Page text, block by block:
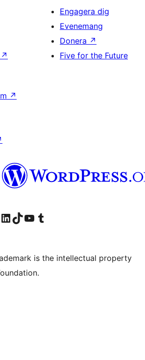
↗
Engagera dig
Evenemang
Donera ↗
Five for the Future
↗
konto
Besök vårt LinkedIn-konto
Besök vårt TikTok-konto
Besök vår YouTube-kanalBesök vårt Tumblr-konto
is the intellectual property